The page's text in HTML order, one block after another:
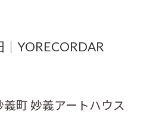
｜YORECORDAR
町 妙義アートハウス